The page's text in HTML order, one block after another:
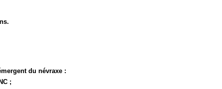
du névraxe :
;